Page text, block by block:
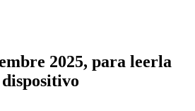
2025, para leerla